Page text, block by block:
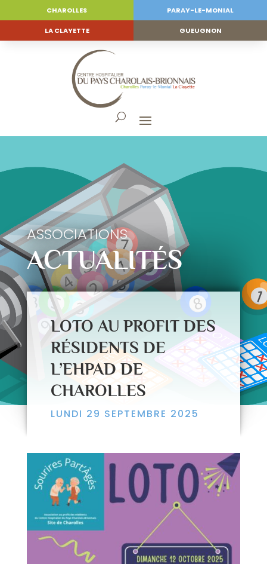
CHAROLLES PARAY-LE-MONIAL
LA CLAYETTE GUEUGNON
ASSOCIATIONS
ACTUALITÉS
LOTO AU PROFIT DES
RÉSIDENTS DE
L’EHPAD DE
CHAROLLES
LUNDI 29 SEPTEMBRE 2025